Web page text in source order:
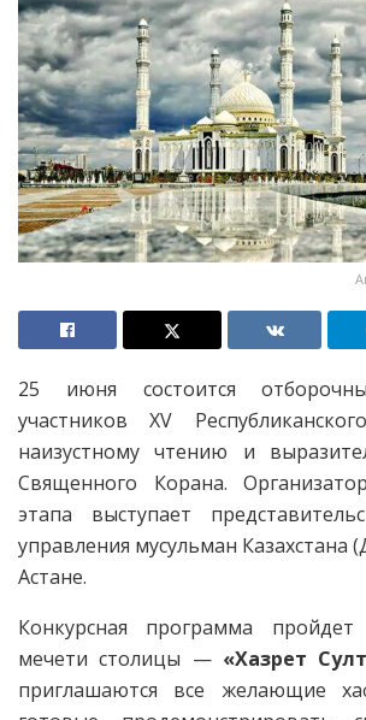
25 июня состоится
участников XV
наизустному чтению и
Священного Корана.
этапа выступает
управления мусульман Казахстана
Астане.
Конкурсная программа
мечети столицы — «Хазрет
приглашаются все желающие